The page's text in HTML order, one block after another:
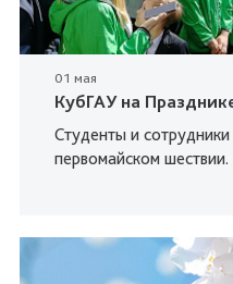
01 мая
КубГАУ на
Студенты и сотрудники
первомайском шествии.